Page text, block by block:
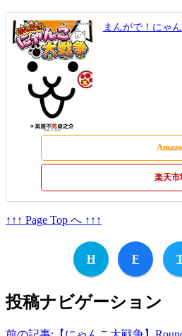
まんがで！にゃ
楽天市
↑↑↑ Page Top へ ↑↑↑
H F
投稿ナビゲーション